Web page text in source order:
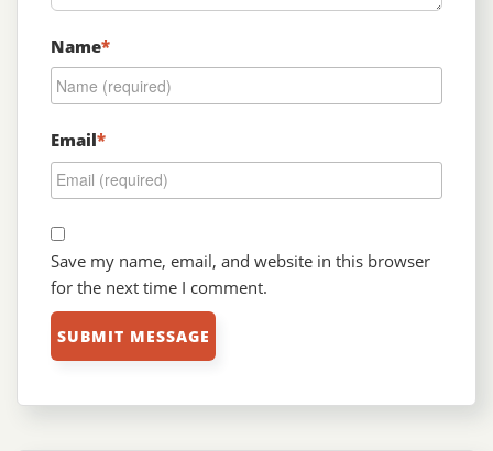
Name*
Email*
Save my name, email, and website in this browser
for the next time I comment.